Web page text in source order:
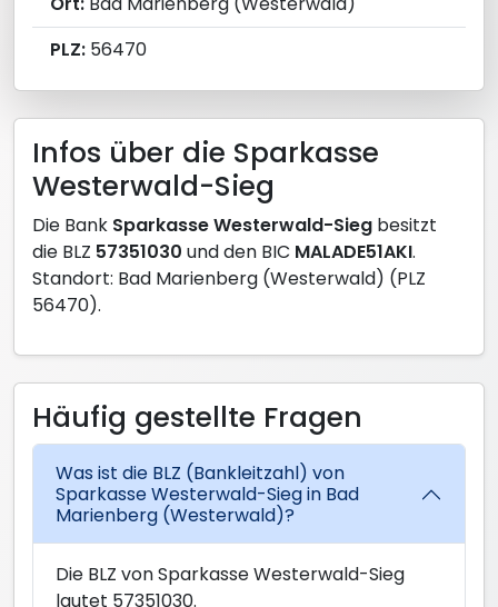
PLZ: 56470
Infos über die Sparkasse
Westerwald-Sieg
Die Bank Sparkasse Westerwald-Sieg besitzt
die BLZ 57351030 und den BIC MALADE51AKI.
Standort: Bad Marienberg (Westerwald) (PLZ
56470).
Häufig gestellte Fragen
Was ist die BLZ (Bankleitzahl) von
Sparkasse Westerwald-Sieg in Bad
Marienberg (Westerwald)?
Die BLZ von Sparkasse Westerwald-Sieg
lautet 57351030.